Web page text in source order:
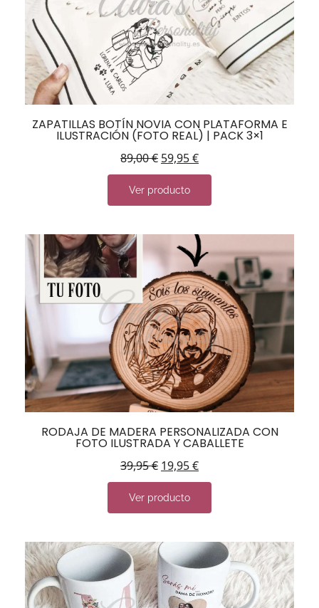
ZAPATILLAS BOTÍN NOVIA CON PLATAFORMA E
ILUSTRACIÓN (FOTO REAL) | PACK 3×1
89,00€ 59,95€
Ver producto
RODAJA DE MADERA PERSONALIZADA CON
FOTO ILUSTRADA Y CABALLETE
39,95€ 19,95€
Ver producto